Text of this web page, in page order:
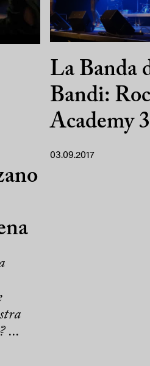
...
La Banda
Bandi:
Academy 3
03.09.2017